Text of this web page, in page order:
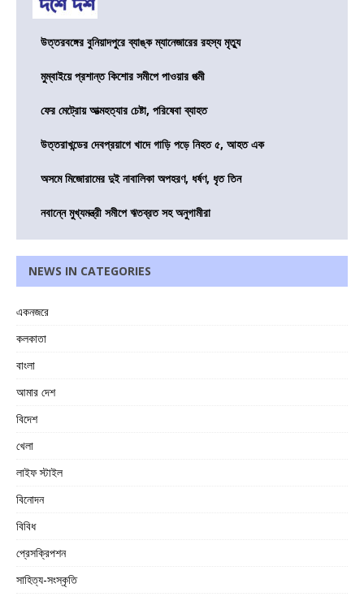
উত্তরবঙ্গের বুনিয়াদপুরে ব্যাঙ্ক ম্যানেজারের রহস্য মৃত্যু
মুম্বাইয়ে প্রশান্ত কিশোর সমীপে পাওয়ার পত্মী
ফের মেট্রোয় আত্মহত্যার চেষ্টা, পরিষেবা ব্যাহত
উত্তরাখন্ডের দেবপ্রয়াগে খাদে গাড়ি পড়ে নিহত ৫, আহত এক
অসমে মিজোরামের দুই নাবালিকা অপহরণ, ধর্ষণ, ধৃত তিন
নবান্নে মুখ্যমন্ত্রী সমীপে ঋতব্রত সহ অনুগামীরা
NEWS IN CATEGORIES
একনজরে
কলকাতা
বাংলা
আমার দেশ
বিদেশ
খেলা
লাইফ স্টাইল
বিনোদন
বিবিধ
প্রেসক্রিপশন
সাহিত্য-সংস্কৃতি